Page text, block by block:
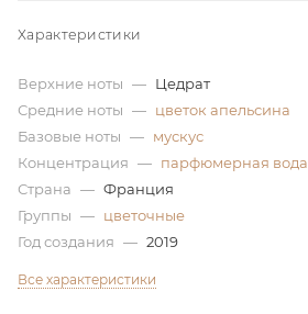
Характеристики
Верхние ноты — Цедрат
Средние ноты — цветок апельсина
Базовые ноты — мускус
Концентрация — парфюмерная вода
Страна — Франция
Группы — цветочные
Год создания — 2019
Все характеристики